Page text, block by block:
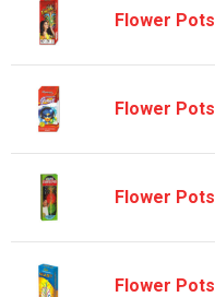
Flower
Flower
Flower
Flower Pots